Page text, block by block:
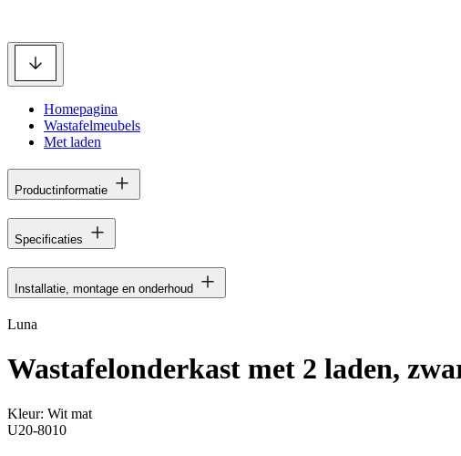
Homepagina
Wastafelmeubels
Met laden
Productinformatie
Specificaties
Installatie, montage en onderhoud
Luna
Wastafelonderkast met 2 laden,
Kleur: Wit mat
U20-8010